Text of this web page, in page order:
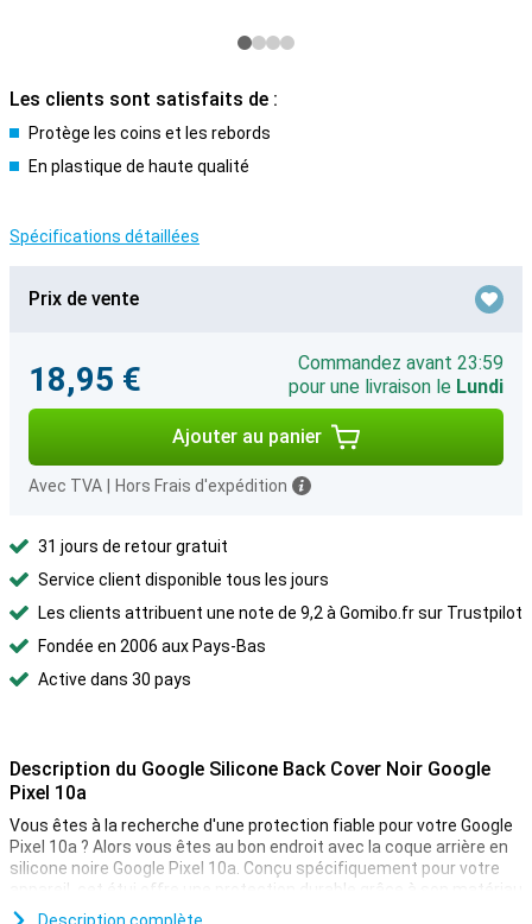
Les clients sont satisfaits de :
Protège les coins et les rebords
En plastique de haute qualité
Spécifications détaillées
Prix de vente
18,95 €
Commandez avant 23:59
pour une livraison le Lundi
Ajouter au panier
Avec TVA Hors Frais d'expédition
31 jours de retour gratuit
Service client disponible tous les jours
Les clients attribuent une note de 9,2 à Gomibo.fr sur Trustpilot
Fondée en 2006 aux Pays-Bas
Active dans 30 pays
Description du Google Silicone Back Cover Noir Google
Pixel 10a
Vous êtes à la recherche d'une protection fiable pour votre Google
Pixel 10a ? Alors vous êtes au bon endroit avec la coque arrière en
silicone noire Google Pixel 10a. Conçu spécifiquement pour votre
appareil, cet étui offre une protection durable grâce à son matériau
en silicone solide et résistant aux taches.